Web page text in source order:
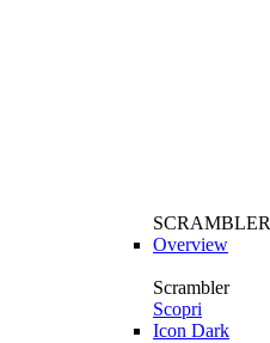
SCRAMBLER
Overview
Scrambler
Scopri
Icon Dark